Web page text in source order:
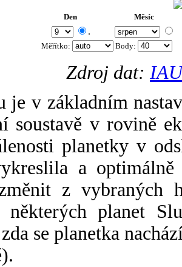
Den Měsíc
.
Měřítko: Body:
Zdroj dat:
je v základním
soustavě v rovině
planetky v
a
z vybraných
planet
se planetka